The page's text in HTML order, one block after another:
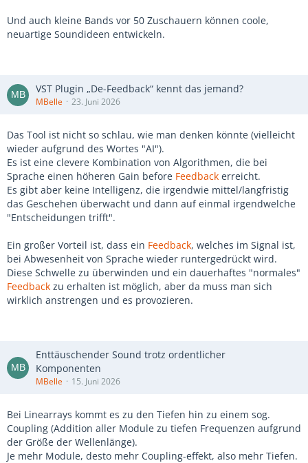
Und auch kleine Bands vor 50 Zuschauern können coole,
neuartige Soundideen entwickeln.
VST Plugin „De-Feedback“ kennt das jemand?
MBelle 23. Juni 2026
Das Tool ist nicht so schlau, wie man denken könnte (vielleicht
wieder aufgrund des Wortes "AI").
Es ist eine clevere Kombination von Algorithmen, die bei
Sprache einen höheren Gain before Feedback erreicht.
Es gibt aber keine Intelligenz, die irgendwie mittel/langfristig
das Geschehen überwacht und dann auf einmal irgendwelche
"Entscheidungen trifft".
Ein großer Vorteil ist, dass ein Feedback, welches im Signal ist,
bei Abwesenheit von Sprache wieder runtergedrückt wird.
Diese Schwelle zu überwinden und ein dauerhaftes "normales"
Feedback zu erhalten ist möglich, aber da muss man sich
wirklich anstrengen und es provozieren.
Enttäuschender Sound trotz ordentlicher
Komponenten
MBelle 15. Juni 2026
Bei Linearrays kommt es zu den Tiefen hin zu einem sog.
Coupling (Addition aller Module zu tiefen Frequenzen aufgrund
der Größe der Wellenlänge).
Je mehr Module, desto mehr Coupling-effekt, also mehr Tiefen.